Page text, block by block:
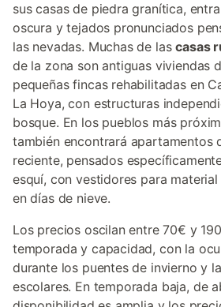
sus casas de piedra granítica,
oscura y tejados pronunciados
las nevadas. Muchas de lascasas
de la zona son antiguas viviendas
pequeñas fincas rehabilitadas en
La Hoya, con estructuras
bosque. En los pueblos más
también encontrará apartamentos
reciente, pensados
esquí, con vestidores para
en días de nieve.
Los precios oscilan entre 70€ y
temporada y capacidad, con la
durante los puentes de invierno y
escolares. En temporada baja, de